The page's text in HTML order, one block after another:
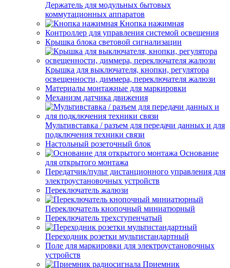
Держатель для модульных бытовых
коммутационных аппаратов
Кнопка нажимная
Контроллер для управления системой освещения
Крышка блока световой сигнализации
Крышка для выключателя, кнопки, регулятора
освещенности, диммера, переключателя жалюзи
Материалы монтажные для маркировки
Механизм датчика движения
Мультивставка / разъем для передачи данных и для
подключения техники связи
Настольный розеточный блок
Основание
для открытого монтажа
Передатчик/пульт дистанционного управления для
электроустановочных устройств
Переключатель жалюзи
Переключатель кнопочный миниатюрный
Переключатель трехступенчатый
Переходник розетки мультистандартный
Поле для маркировки для электроустановочных
устройств
Приемник